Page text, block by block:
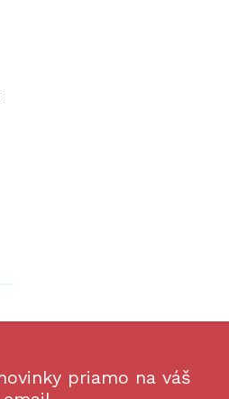
priamo na váš